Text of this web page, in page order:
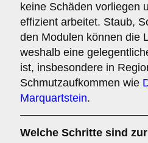
keine Schäden vorliegen
effizient arbeitet. Staub,
den Modulen können die
weshalb eine
ist, insbesondere in
Schmutzaufkommen wie
Marquartstein.
Welche Schritte sind